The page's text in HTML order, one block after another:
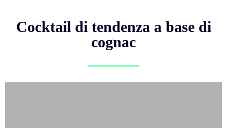
Cocktail di tendenza a base di
cognac